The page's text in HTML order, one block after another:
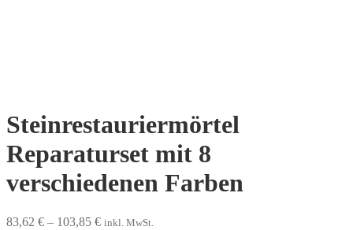
Steinrestauriermörtel
Reparaturset mit 8
verschiedenen Farben
83,62 € – 103,85 € inkl. MwSt.